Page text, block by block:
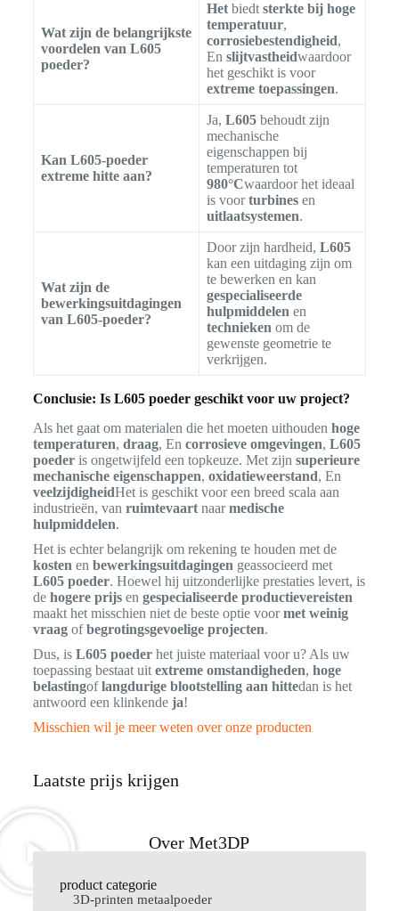
Wat zijn de belangrijkste
voordelen van L605
poeder?
Hetbiedt sterkte bij hoge
temperatuur,
corrosiebestendigheid,
En slijtvastheidwaardoor
het geschikt is voor
extreme toepassingen.
Kan L605-poeder
extreme hitte aan?
Ja, L605behoudt zijn
mechanische
eigenschappen bij
temperaturen tot
980°Cwaardoor het ideaal
is voorturbinesen
uitlaatsystemen.
Wat zijn de
bewerkingsuitdagingen
van L605-poeder?
Door zijn hardheid, L605
kan een uitdaging zijn om
te bewerken en kan
gespecialiseerde
hulpmiddelen en
technieken om de
gewenste geometrie te
verkrijgen.
Conclusie: Is L605 poeder geschikt voor uw project?
Als het gaat om materialen die het moeten uithouden hoge
temperaturen, draag, En corrosieve omgevingen, L605
poederis ongetwijfeld een topkeuze. Met zijn superieure
mechanische eigenschappen, oxidatieweerstand, En
veelzijdigheidHet is geschikt voor een breed scala aan
industrieën, van ruimtevaartnaarmedische
hulpmiddelen.
Het is echter belangrijk om rekening te houden met de
kosten en bewerkingsuitdagingen geassocieerd met
L605 poeder. Hoewel hij uitzonderlijke prestaties levert, is
de hogere prijsen gespecialiseerde productievereisten
maakt het misschien niet de beste optie voormet weinig
vraagofbegrotingsgevoelige projecten.
Dus, is L605 poederhet juiste materiaal voor u? Als uw
toepassing bestaat uit extreme omstandigheden, hoge
belastingoflangdurige blootstelling aan hittedan is het
antwoord een klinkende ja!
Misschien wil je meer weten over onze producten
Laatste prijs krijgen
Over Met3DP
product categorie
3D-printen metaalpoeder